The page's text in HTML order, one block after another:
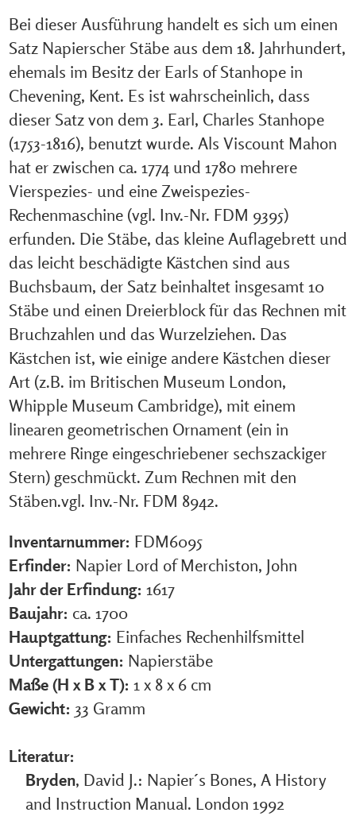
Bei dieser Ausführung handelt es sich um einen
Satz Napierscher Stäbe aus dem 18. Jahrhundert,
ehemals im Besitz der Earls of Stanhope in
Chevening, Kent. Es ist wahrscheinlich, dass
dieser Satz von dem 3. Earl, Charles Stanhope
(1753-1816), benutzt wurde. Als Viscount Mahon
hat er zwischen ca. 1774 und 1780 mehrere
Vierspezies- und eine Zweispezies-
Rechenmaschine (vgl. Inv.-Nr. FDM 9395)
erfunden. Die Stäbe, das kleine Auflagebrett und
das leicht beschädigte Kästchen sind aus
Buchsbaum, der Satz beinhaltet insgesamt 10
Stäbe und einen Dreierblock für das Rechnen mit
Bruchzahlen und das Wurzelziehen. Das
Kästchen ist, wie einige andere Kästchen dieser
Art (z.B. im Britischen Museum London,
Whipple Museum Cambridge), mit einem
linearen geometrischen Ornament (ein in
mehrere Ringe eingeschriebener sechszackiger
Stern) geschmückt. Zum Rechnen mit den
Stäben.vgl. Inv.-Nr. FDM 8942.
Inventarnummer: FDM6095
Erfinder: Napier Lord of Merchiston, John
Jahr der Erfindung: 1617
Baujahr: ca. 1700
Hauptgattung: Einfaches Rechenhilfsmittel
Untergattungen: Napierstäbe
Maße (H x B x T): 1 x 8 x 6 cm
Gewicht: 33 Gramm
Literatur:
Bryden, David J.: Napier´s Bones, A History
and Instruction Manual. London 1992